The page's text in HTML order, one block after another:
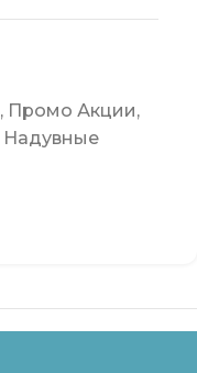
, Промо Акции,
Надувные